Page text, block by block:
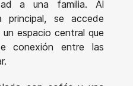
a una familia. Al
principal, se accede
un espacio central que
conexión entre las